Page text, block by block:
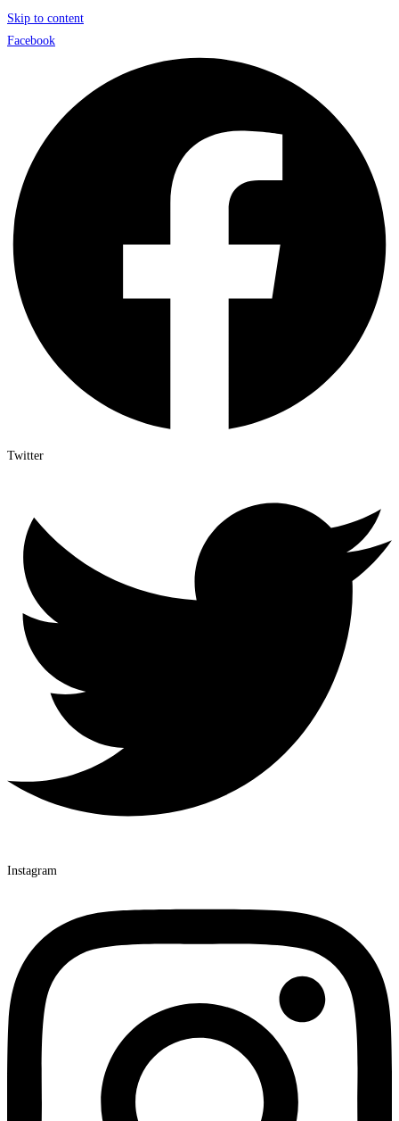
Skip to content
Facebook
Twitter
Instagram